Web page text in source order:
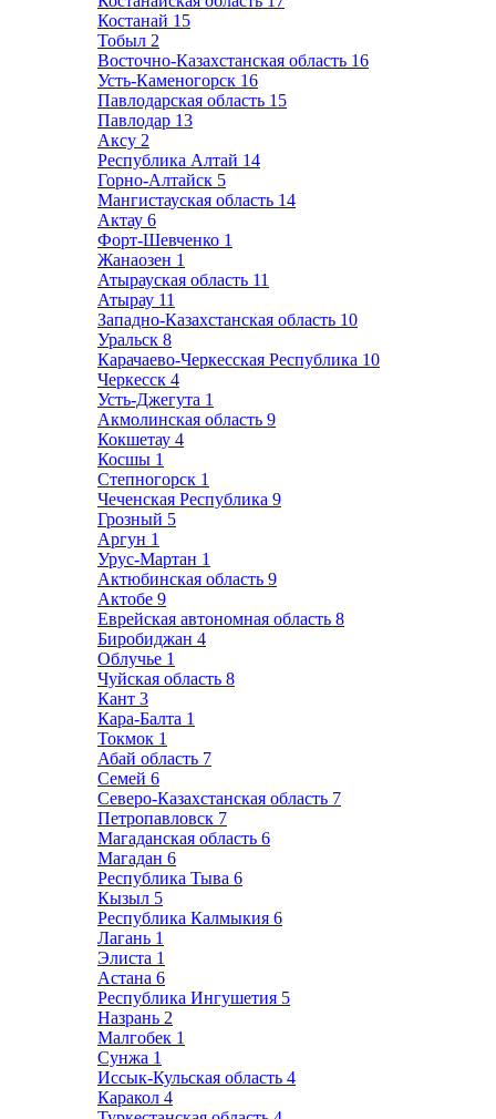
Костанай 15
Тобыл 2
Восточно-Казахстанская область 16
Усть-Каменогорск 16
Павлодарская область 15
Павлодар 13
Аксу 2
Республика Алтай 14
Горно-Алтайск 5
Мангистауская область 14
Актау 6
Форт-Шевченко 1
Жанаозен 1
Атырауская область 11
Атырау 11
Западно-Казахстанская область 10
Уральск 8
Карачаево-Черкесская Республика 10
Черкесск 4
Усть-Джегута 1
Акмолинская область 9
Кокшетау 4
Косшы 1
Степногорск 1
Чеченская Республика 9
Грозный 5
Аргун 1
Урус-Мартан 1
Актюбинская область 9
Актобе 9
Еврейская автономная область 8
Биробиджан 4
Облучье 1
Чуйская область 8
Кант 3
Кара-Балта 1
Токмок 1
Абай область 7
Семей 6
Северо-Казахстанская область 7
Петропавловск 7
Магаданская область 6
Магадан 6
Республика Тыва 6
Кызыл 5
Республика Калмыкия 6
Лагань 1
Элиста 1
Астана 6
Республика Ингушетия 5
Назрань 2
Малгобек 1
Сунжа 1
Иссык-Кульская область 4
Каракол 4